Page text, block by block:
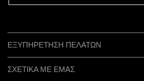
ΕΞΥΠΗΡΕΤΗΣΗ ΠΕΛΑΤΩΝ
ΣΧΕΤΙΚΑ ΜΕ ΕΜΑΣ